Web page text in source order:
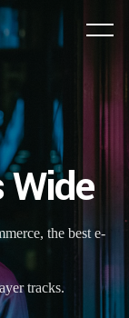
Wide
the best e-
tracks.